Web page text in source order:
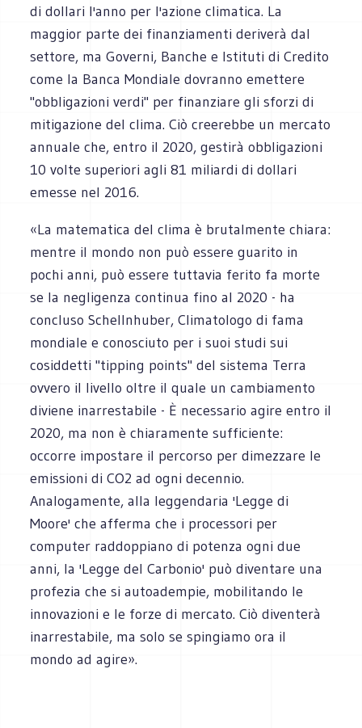
di dollari l'anno per l'azione climatica. La
maggior parte dei finanziamenti deriverà dal
settore, ma Governi, Banche e Istituti di Credito
come la Banca Mondiale dovranno emettere
"obbligazioni verdi" per finanziare gli sforzi di
mitigazione del clima. Ciò creerebbe un mercato
annuale che, entro il 2020, gestirà obbligazioni
10 volte superiori agli 81 miliardi di dollari
emesse nel 2016.
«La matematica del clima è brutalmente chiara:
mentre il mondo non può essere guarito in
pochi anni, può essere tuttavia ferito fa morte
se la negligenza continua fino al 2020 - ha
concluso Schellnhuber, Climatologo di fama
mondiale e conosciuto per i suoi studi sui
cosiddetti "tipping points" del sistema Terra
ovvero il livello oltre il quale un cambiamento
diviene inarrestabile - È necessario agire entro il
2020, ma non è chiaramente sufficiente:
occorre impostare il percorso per dimezzare le
emissioni di CO2 ad ogni decennio.
Analogamente, alla leggendaria 'Legge di
Moore' che afferma che i processori per
computer raddoppiano di potenza ogni due
anni, la 'Legge del Carbonio' può diventare una
profezia che si autoadempie, mobilitando le
innovazioni e le forze di mercato. Ciò diventerà
inarrestabile, ma solo se spingiamo ora il
mondo ad agire».